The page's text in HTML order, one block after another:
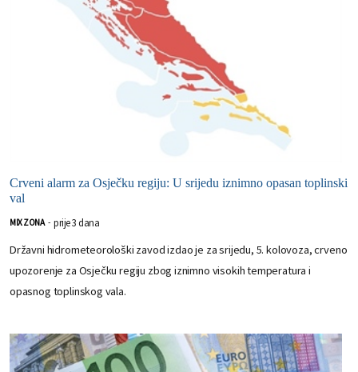
Crveni alarm za Osječku regiju: U srijedu iznimno opasan toplinski
val
MIX ZONA - prije 3 dana
Državni hidrometeorološki zavod izdao je za srijedu, 5. kolovoza, crveno
upozorenje za Osječku regiju zbog iznimno visokih temperatura i
opasnog toplinskog vala.